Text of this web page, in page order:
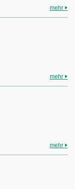
mehr
mehr
mehr